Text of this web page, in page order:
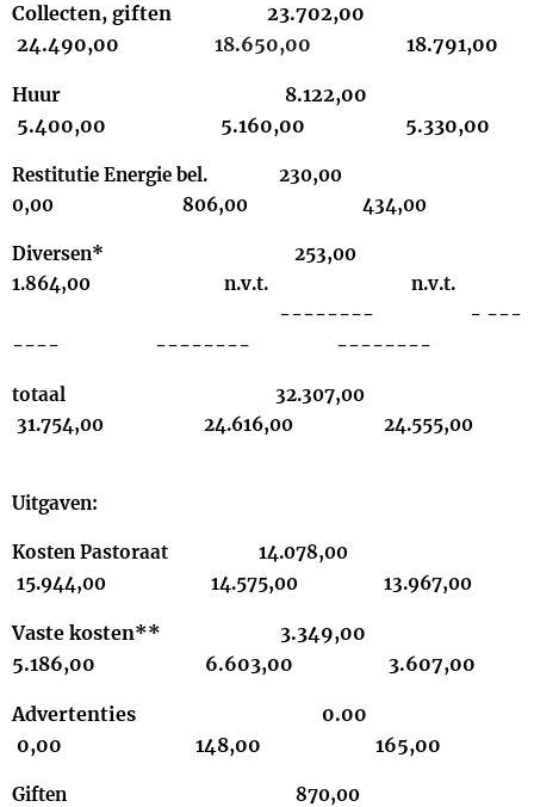
Collecten, giften 23.702,00
24.490,00 18.650,00 18.791,00
Huur
8.122,00
5.400,00 5.160,00 5.330,00
Restitutie Energie bel. 230,00
0,00 806,00 434,00
Diversen* 253,00
1.864,00 n.v.t. n.v.t.
-------- - ---
---- -------- --------
totaal 32.307,00
31.754,00 24.616,00 24.555,00
Uitgaven:
Kosten Pastoraat 14.078,00
15.944,00 14.575,00 13.967,00
Vaste kosten** 3.349,00
5.186,00 6.603,00 3.607,00
Advertenties 0.00
0,00 148,00 165,00
Giften 870,00